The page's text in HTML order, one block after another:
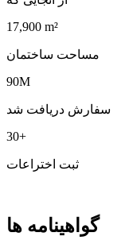
17,900 m²
مساحت ساختمان
90M
سفارش دریافت شد
30+
ثبت اختراعات
گواهینامه ها